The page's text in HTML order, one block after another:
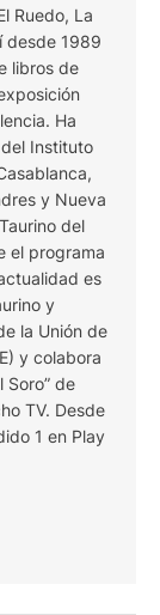
Ruedo, La
desde 1989
libros de
Ha
Instituto
y Nueva
del
el programa
es
y
la Unión de
y colabora
Soro” de
TV. Desde
1 en Play